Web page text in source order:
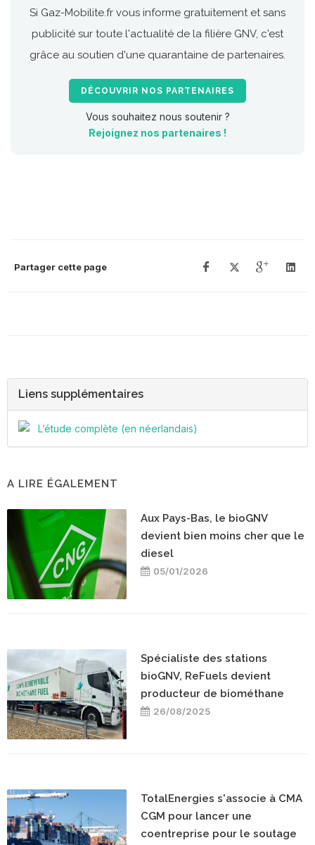
Si Gaz-Mobilite.fr vous informe gratuitement et sans
publicité sur toute l'actualité de la filière GNV, c'est
grâce au soutien d'une quarantaine de partenaires.
DÉCOUVRIR NOS PARTENAIRES
Vous souhaitez nous soutenir ?
Rejoignez nos partenaires !
Partager cette page
Liens supplémentaires
L’étude complète (en néerlandais)
A LIRE ÉGALEMENT
Aux Pays-Bas, le bioGNV
devient bien moins cher que le
diesel
05/01/2026
Spécialiste des stations
bioGNV, ReFuels devient
producteur de biométhane
26/08/2025
TotalEnergies s'associe à CMA
CGM pour lancer une
coentreprise pour le soutage